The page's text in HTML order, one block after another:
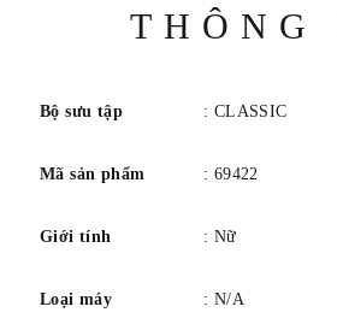
THÔNG
Bộ sưu tập : CLASSIC
Mã sản phẩm : 69422
Giới tính : Nữ
Loại máy : N/A